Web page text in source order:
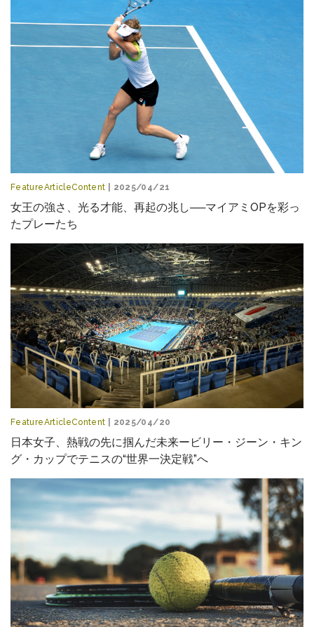
FeatureArticleContent | 2025/04/21
女王の強さ、光る才能、再起の兆し──マイアミOPを彩っ
たプレーたち
FeatureArticleContent | 2025/04/20
日本女子、熱戦の先に掴んだ未来ービリー・ジーン・キン
グ・カップでテニスの“世界一決定戦”へ